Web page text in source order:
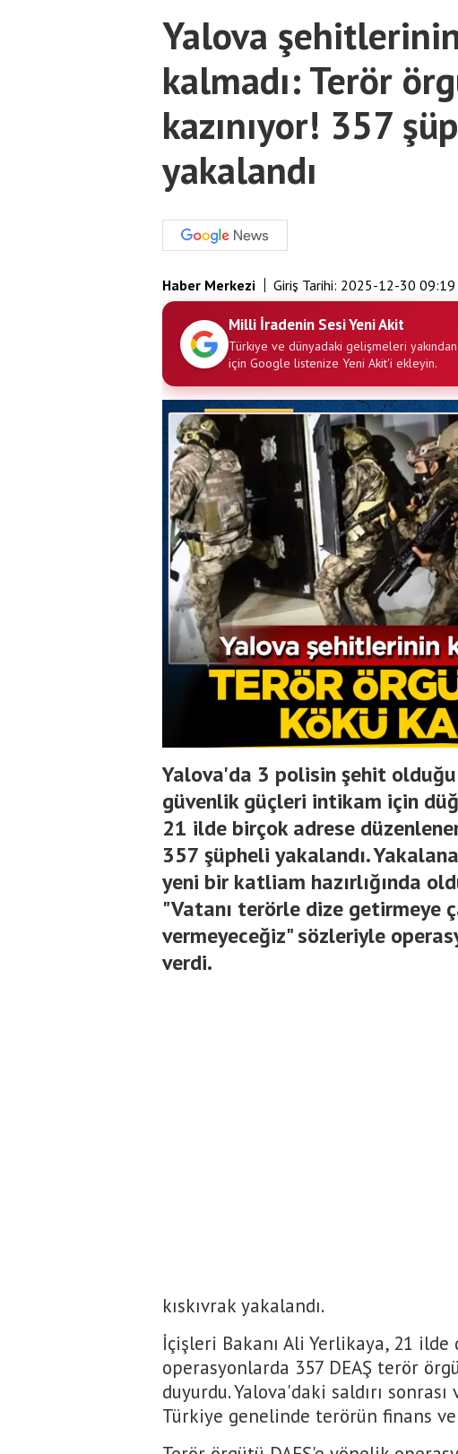
Yalova
kalmadı: Terör
kazınıyor! 357
yakalandı
Haber Merkezi Giriş Tarihi: 2025-12-30 09:19
Milli İradenin Sesi Yeni Akit
Türkiye ve dünyadaki gelişmeleri
için Google listenize Yeni Akit'i ekleyin.
Yalova'da 3 polisin şehit olduğu
güvenlik güçleri intikam için
21 ilde birçok adrese
357 şüpheli yakalandı.
yeni bir katliam hazırlığında
"Vatanı terörle dize getirmeye
vermeyeceğiz" sözleriyle
verdi.
kıskıvrak yakalandı.
İçişleri Bakanı Ali Yerlikaya, 21 ilde
operasyonlarda 357 DEAŞ terör
duyurdu. Yalova'daki saldırı
Türkiye genelinde terörün finans